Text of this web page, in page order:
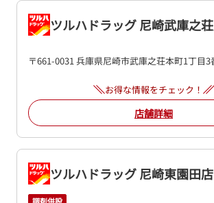
ツルハドラッグ 尼崎武庫之
〒661-0031 兵庫県尼崎市武庫之荘本町1丁目3
お得な情報をチェック！
店舗詳細
ツルハドラッグ 尼崎東園田店